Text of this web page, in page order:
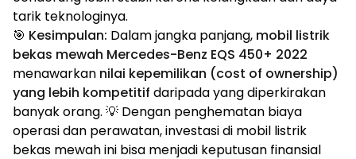
tarik teknologinya.
🎯 Kesimpulan: Dalam jangka panjang, mobil listrik
bekas mewah Mercedes-Benz EQS 450+ 2022
menawarkan nilai kepemilikan (cost of ownership)
yang lebih kompetitif daripada yang diperkirakan
banyak orang. 💡 Dengan penghematan biaya
operasi dan perawatan, investasi di mobil listrik
bekas mewah ini bisa menjadi keputusan finansial